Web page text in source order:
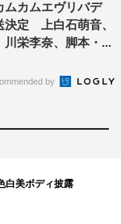
ムカムエヴリバデ
決定 上白石萌音、
川栄李奈、脚本・...
by
白美ボディ披露